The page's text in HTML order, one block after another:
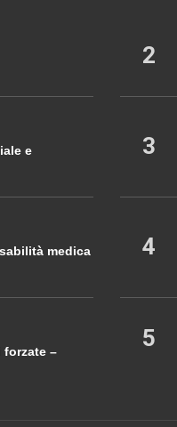
e
medica
forzate –
2
3
4
5